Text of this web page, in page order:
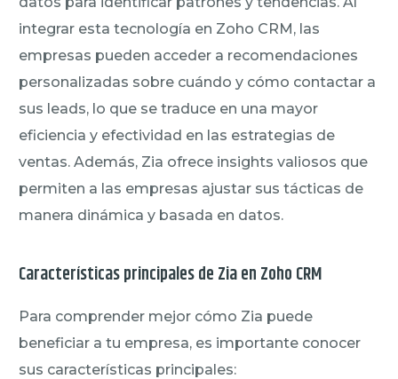
integrar esta tecnología en Zoho CRM, las
empresas pueden acceder a recomendaciones
personalizadas sobre cuándo y cómo contactar a
sus leads, lo que se traduce en una mayor
eficiencia y efectividad en las estrategias de
ventas. Además, Zia ofrece insights valiosos que
permiten a las empresas ajustar sus tácticas de
manera dinámica y basada en datos.
Características principales de Zia en Zoho CRM
Para comprender mejor cómo Zia puede
beneficiar a tu empresa, es importante conocer
sus características principales: